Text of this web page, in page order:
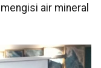
air mineral